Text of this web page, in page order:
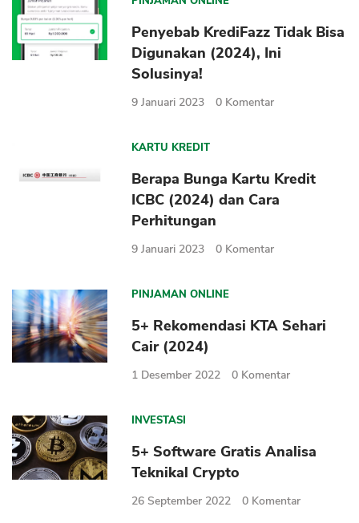
Asuransi
Asuransi Kesehatan
Penyebab KrediFazz Tidak Bisa
Digunakan (2024), Ini
Solusinya!
9 Januari 2023 0 Komentar
KARTU KREDIT
Berapa Bunga Kartu Kredit
ICBC (2024) dan Cara
Perhitungan
9 Januari 2023 0 Komentar
PINJAMAN ONLINE
5+ Rekomendasi KTA Sehari
Cair (2024)
1 Desember 2022 0 Komentar
INVESTASI
5+ Software Gratis Analisa
Teknikal Crypto
26 September 2022 0 Komentar